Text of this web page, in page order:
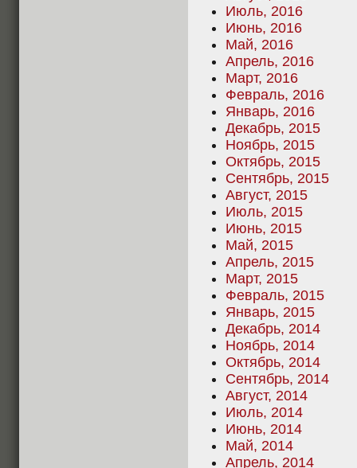
Июль, 2016
Июнь, 2016
Май, 2016
Апрель, 2016
Март, 2016
Февраль, 2016
Январь, 2016
Декабрь, 2015
Ноябрь, 2015
Октябрь, 2015
Сентябрь, 2015
Август, 2015
Июль, 2015
Июнь, 2015
Май, 2015
Апрель, 2015
Март, 2015
Февраль, 2015
Январь, 2015
Декабрь, 2014
Ноябрь, 2014
Октябрь, 2014
Сентябрь, 2014
Август, 2014
Июль, 2014
Июнь, 2014
Май, 2014
Апрель, 2014